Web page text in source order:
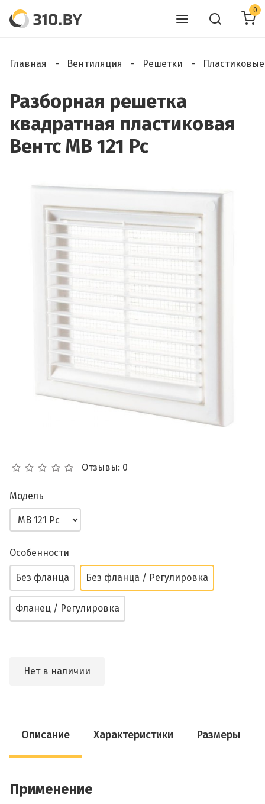
0
Главная Вентиляция Решетки
Разборная решетка
квадратная пластиковая
Вентс МВ 121 Рс
Отзывы: 0
Модель
Особенности
Без фланца Без фланца / Регулировка
Фланец / Регулировка
Нет в наличии
Описание Характеристики Размеры
Применение